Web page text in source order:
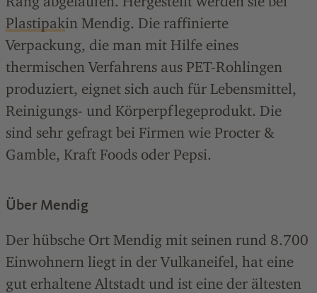
Plastipakin Mendig. Die raffinierte
Verpackung, die man mit Hilfe eines
thermischen Verfahrens aus PET-Rohlingen
produziert, eignet sich auch für Lebensmittel,
Reinigungs- und Körperpflegeprodukt. Die
sind sehr gefragt bei Firmen wie Procter &
Gamble, Kraft Foods oder Pepsi.
Über Mendig
Der hübsche Ort Mendig mit seinen rund 8.700
Einwohnern liegt in der Vulkaneifel, hat eine
gut erhaltene Altstadt und ist eine der ältesten